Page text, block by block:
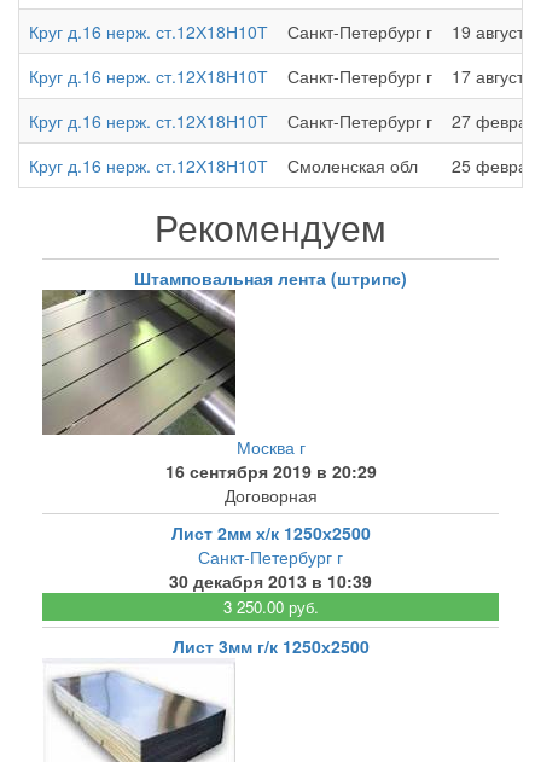
Круг д.16 нерж. ст.12Х18Н10Т Санкт-Петербург г
19
Круг д.16 нерж. ст.12Х18Н10Т
Санкт-Петербург г
17
Круг д.16 нерж. ст.12Х18Н10Т
Санкт-Петербург г
27
Круг д.16 нерж. ст.12Х18Н10Т
Смоленская обл 25
Рекомендуем
Штамповальная лента (штрипс)
Москва г
16 сентября 2019 в 20:29
Договорная
Лист 2мм х/к 1250х2500
Санкт-Петербург г
30 декабря 2013 в 10:39
3 250.00 руб.
Лист 3мм г/к 1250х2500